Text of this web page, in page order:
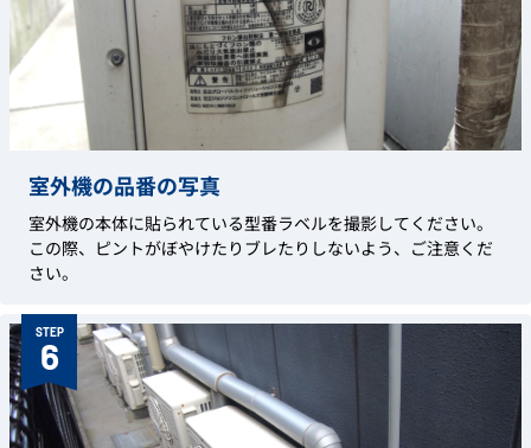
室外機の品番の写真
室外機の本体に貼られている型番ラベルを撮影してください。
この際、ピントがぼやけたりブレたりしないよう、ご注意くだ
さい。
STEP
6